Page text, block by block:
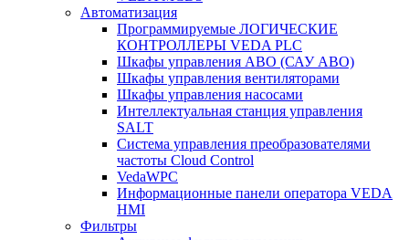
Автоматизация
Программируемые ЛОГИЧЕСКИЕ
КОНТРОЛЛЕРЫ VEDA PLC
Шкафы управления АВО (САУ АВО)
Шкафы управления вентиляторами
Шкафы управления насосами
Интеллектуальная станция управления
SALT
Система управления преобразователями
частоты Cloud Control
VedaWPC
Информационные панели оператора VEDA
HMI
Фильтры